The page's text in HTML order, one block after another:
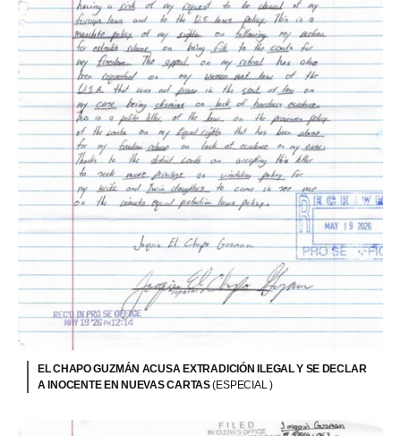
EL CHAPO GUZMÁN ACUSA EXTRADICIÓN ILEGAL Y SE DECLAR
A INOCENTE EN NUEVAS CARTAS(ESPECIAL )